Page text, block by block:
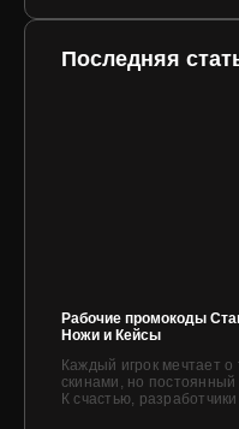
Последняя
Рабочие промокоды
Ножи и Кейсы
Каждый игрок мечтает
скинами, но постоянный
К счастью,